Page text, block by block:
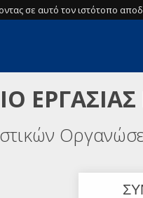
σε αυτό τον ιστότοπο